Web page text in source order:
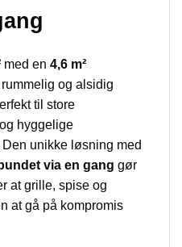
med en 4,6 m²
og alsidig
til store
hyggelige
unikke løsning med
via en gang gør
at grille, spise og
at gå på kompromis